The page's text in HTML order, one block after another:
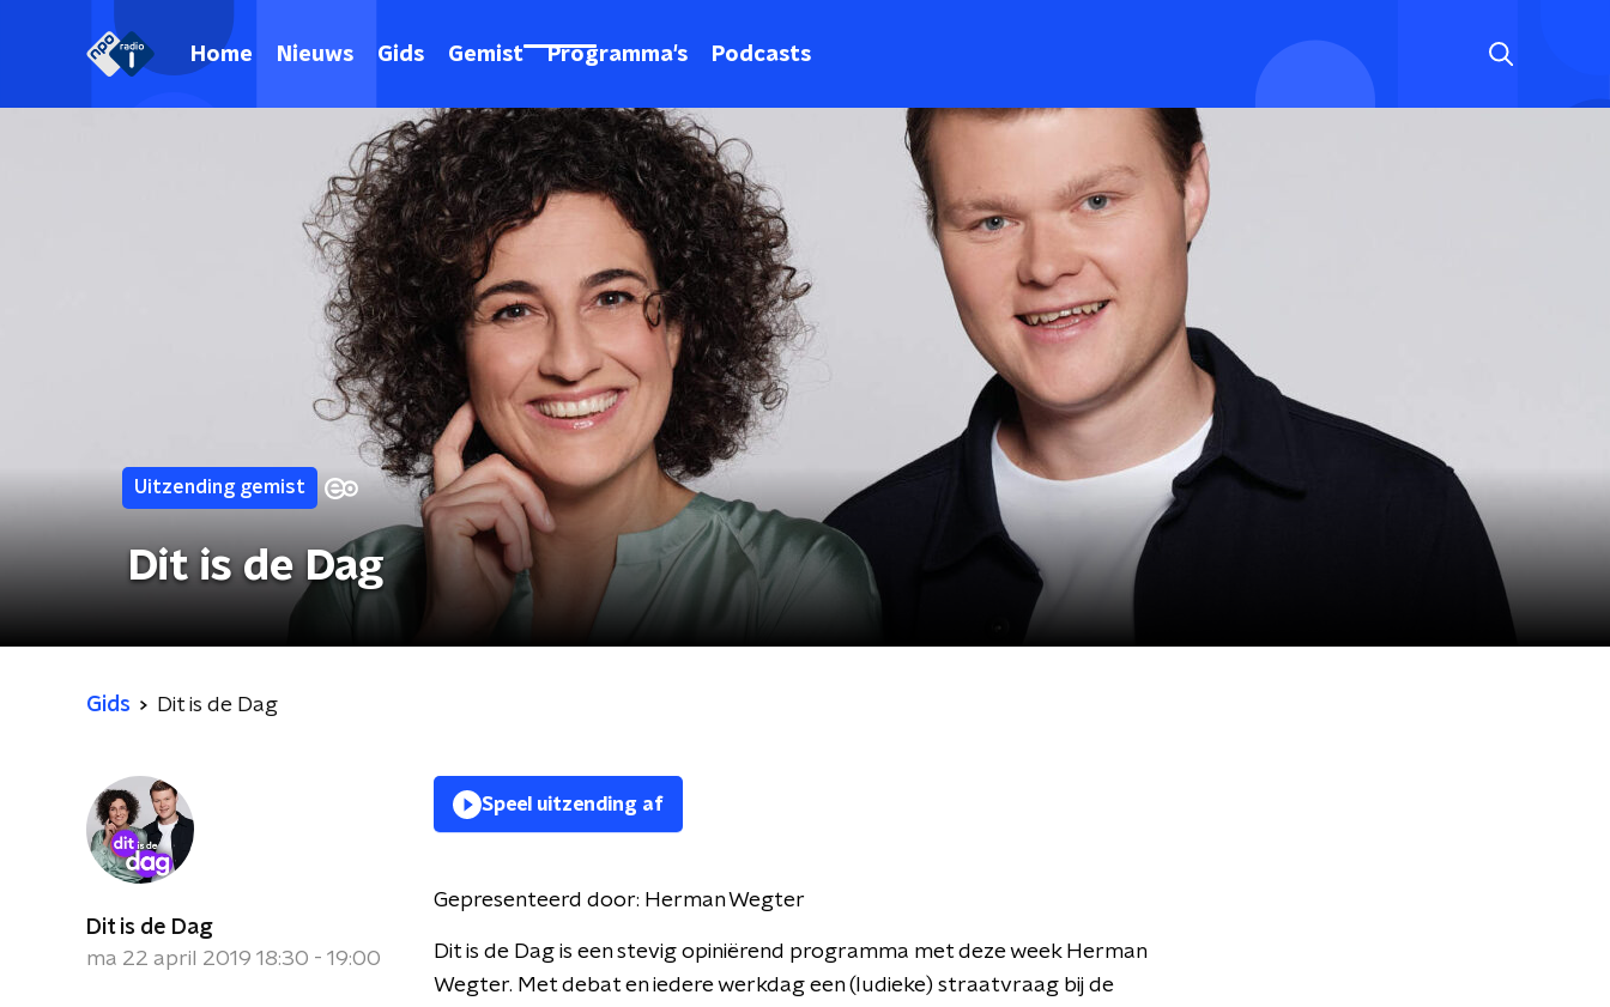
Home Nieuws Gids Gemist Programma's Podcasts
Uitzending gemist
Dit is de Dag
Gids Dit is de Dag
Dit is de Dag
ma 22 april 2019 18:30 - 19:00
Speel uitzending af
Gepresenteerd door: Herman Wegter
Dit is de Dag is een stevig opiniërend programma met deze week Herman
Wegter. Met debat en iedere werkdag een (ludieke) straatvraag bij de